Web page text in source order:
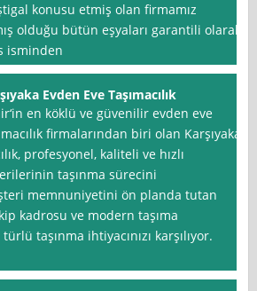
konusu etmiş olan firmamız
olduğu bütün eşyaları garantili olarak
isminden
Evden Eve Taşımacılık
en köklü ve güvenilir evden eve
firmalarından biri olan Karşıyaka
profesyonel, kaliteli ve hızlı
taşınma sürecini
memnuniyetini ön planda tutan
kadrosu ve modern taşıma
taşınma ihtiyacınızı karşılıyor.